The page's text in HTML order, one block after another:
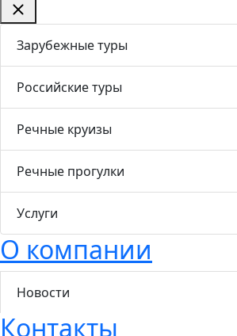
Зарубежные туры
Российские туры
Речные круизы
Речные прогулки
Услуги
О компании
Новости
Контакты